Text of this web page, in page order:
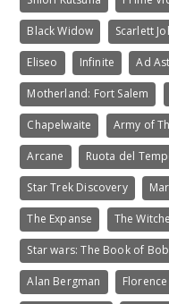
Black Widow Scarlett
Eliseo Infinite Ad
Motherland: Fort Salem
Chapelwaite Army of
Arcane Ruota del
Star Trek Discovery
The Expanse The
Star wars: The Book of
Alan Bergman